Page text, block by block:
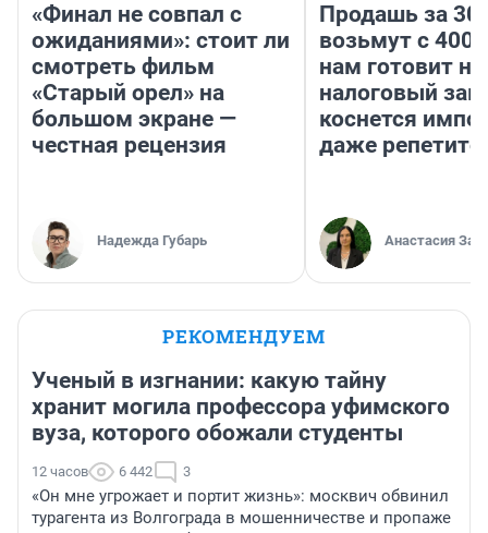
«Финал не совпал с
ожиданиями»: стоит ли
смотреть фильм
«Старый орел» на
большом экране —
честная рецензия
Надежда Губарь
Продашь за
возьмут с
нам готовит
налоговый
коснется
даже
Анастасия
РЕКОМЕНДУЕМ
Ученый в изгнании: какую тайну
хранит могила профессора уфимского
вуза, которого обожали студенты
12 часов 6 442 3
«Он мне угрожает и портит жизнь»: москвич обвинил
турагента из Волгограда в мошенничестве и пропаже